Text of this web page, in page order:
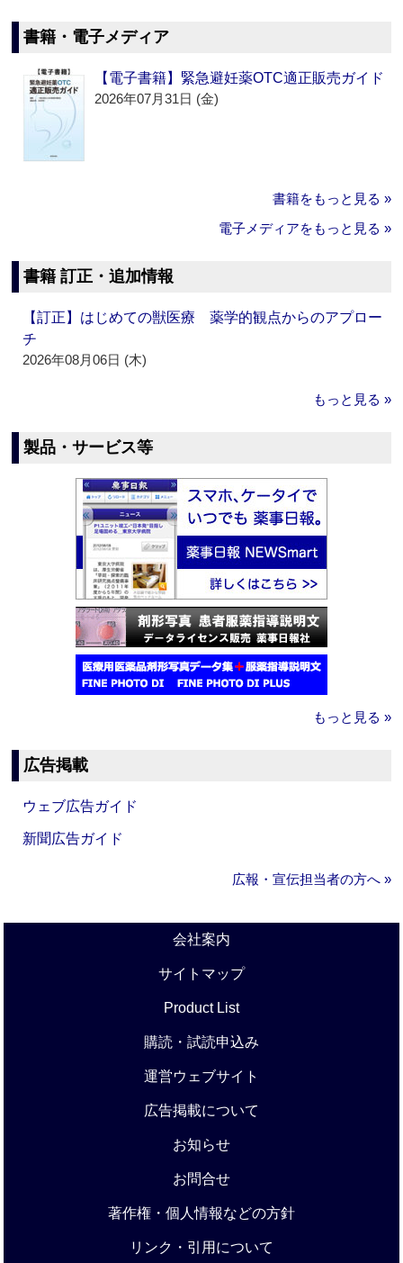
書籍・電子メディア
【電子書籍】緊急避妊薬OTC適正販売ガイド
2026年07月31日 (金)
書籍をもっと見る »
電子メディアをもっと見る »
書籍 訂正・追加情報
【訂正】はじめての獣医療 薬学的観点からのアプロー
チ
2026年08月06日 (木)
もっと見る »
製品・サービス等
もっと見る »
広告掲載
ウェブ広告ガイド
新聞広告ガイド
広報・宣伝担当者の方へ »
会社案内
サイトマップ
Product List
購読・試読申込み
運営ウェブサイト
広告掲載について
お知らせ
お問合せ
著作権・個人情報などの方針
リンク・引用について